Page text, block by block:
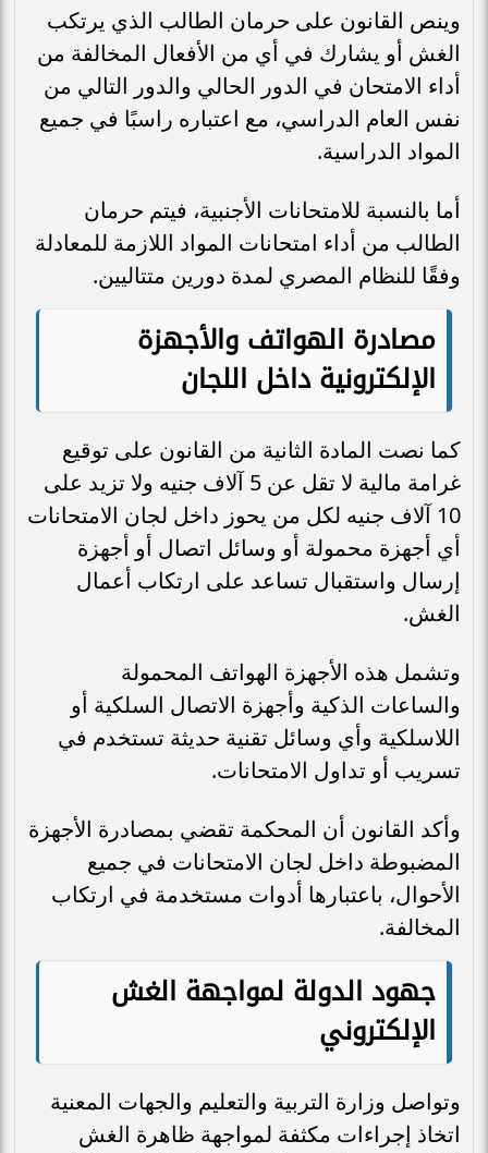
وينص القانون على حرمان الطالب الذي يرتكب
الغش أو يشارك في أي من الأفعال المخالفة من
أداء الامتحان في الدور الحالي والدور التالي من
نفس العام الدراسي، مع اعتباره راسبًا في جميع
المواد الدراسية.
أما بالنسبة للامتحانات الأجنبية، فيتم حرمان
الطالب من أداء امتحانات المواد اللازمة للمعادلة
وفقًا للنظام المصري لمدة دورين متتاليين.
مصادرة الهواتف والأجهزة
الإلكترونية داخل اللجان
كما نصت المادة الثانية من القانون على توقيع
غرامة مالية لا تقل عن 5 آلاف جنيه ولا تزيد على
10 آلاف جنيه لكل من يحوز داخل لجان الامتحانات
أي أجهزة محمولة أو وسائل اتصال أو أجهزة
إرسال واستقبال تساعد على ارتكاب أعمال
الغش.
وتشمل هذه الأجهزة الهواتف المحمولة
والساعات الذكية وأجهزة الاتصال السلكية أو
اللاسلكية وأي وسائل تقنية حديثة تستخدم في
تسريب أو تداول الامتحانات.
وأكد القانون أن المحكمة تقضي بمصادرة الأجهزة
المضبوطة داخل لجان الامتحانات في جميع
الأحوال، باعتبارها أدوات مستخدمة في ارتكاب
المخالفة.
جهود الدولة لمواجهة الغش
الإلكتروني
وتواصل وزارة التربية والتعليم والجهات المعنية
اتخاذ إجراءات مكثفة لمواجهة ظاهرة الغش